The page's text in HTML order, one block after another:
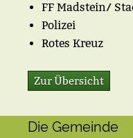
FF Madstein/
Polizei
Rotes Kreuz
Zur Übersicht
Die Gemeinde